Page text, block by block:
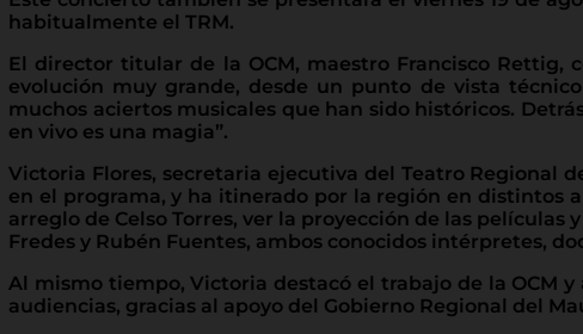
habitualmente el TRM.
El director titular de la OCM, maestro Francisco Rettig,
evolución muy grande, desde un punto de vista
muchos aciertos musicales que han sido históricos.
en vivo es una magia”.
Victoria Flores, secretaria ejecutiva del Teatro Regional
en el programa, y ha itinerado por la región en distintos
arreglo de Celso Torres, ver la proyección de las
Fredes y Rubén Fuentes, ambos conocidos intérpretes,
Al mismo tiempo, Victoria destacó el trabajo de la OCM
audiencias, gracias al apoyo del Gobierno Regional del